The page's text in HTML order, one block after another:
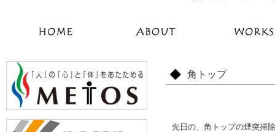
角トップ
先日の、角トップの煙突掃